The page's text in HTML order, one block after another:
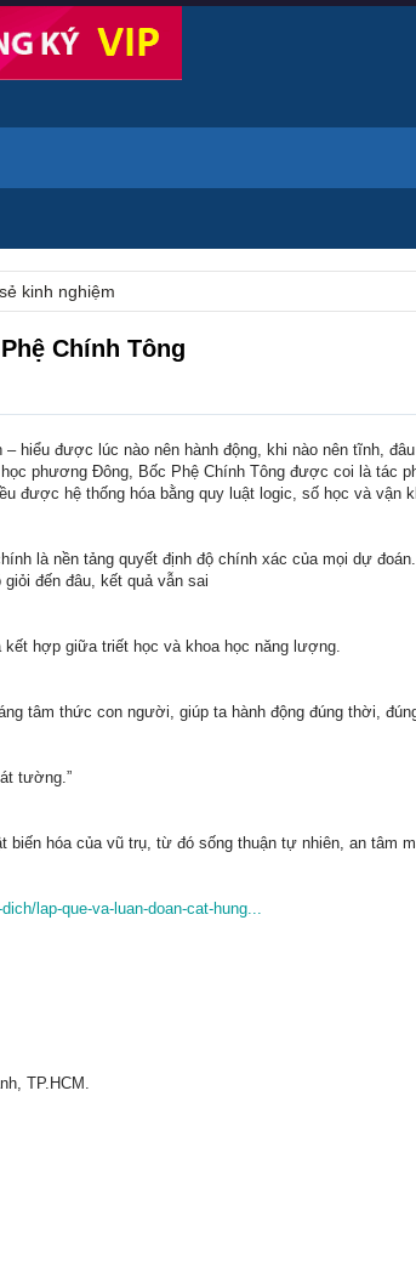
kinh nghiệm
Chính Tông
hiểu được lúc nào nên hành động, khi nào nên tĩnh,
phương Đông, Bốc Phệ Chính Tông được coi là tác
được hệ thống hóa bằng quy luật logic, số học và vận
là nền tảng quyết định độ chính xác của mọi dự
đến đâu, kết quả vẫn sai
kết hợp giữa triết học và khoa học năng lượng.
tâm thức con người, giúp ta hành động đúng thời,
tường.”
biến hóa của vũ trụ, từ đó sống thuận tự nhiên, an tâm
lap-que-va-luan-doan-cat-hung...
TP.HCM.